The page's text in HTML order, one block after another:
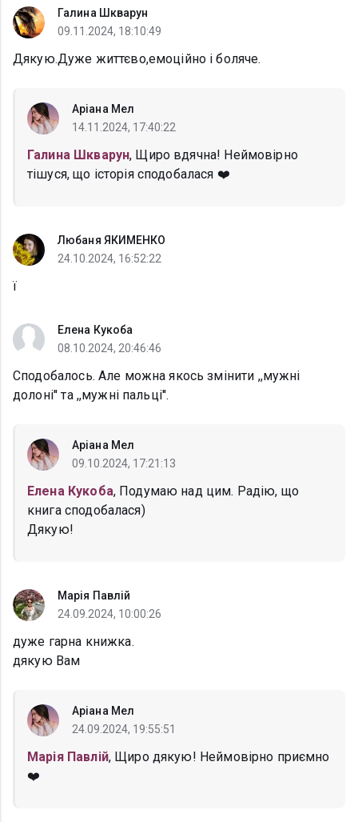
Галина Шкварун
09.11.2024, 18:10:49
Дякую.Дуже життєво,емоційно і боляче.
Аріана Мел
14.11.2024, 17:40:22
Галина Шкварун, Щиро вдячна! Неймовірно
тішуся, що історія сподобалася ❤️
Любаня ЯКИМЕНКО
24.10.2024, 16:52:22
ї
Елена Кукоба
08.10.2024, 20:46:46
Сподобалось. Але можна якось змінити ,,мужні
долоні'' та ,,мужні пальці''.
Аріана Мел
09.10.2024, 17:21:13
Елена Кукоба, Подумаю над цим. Радію, що
книга сподобалася)
Дякую!
Марія Павлій
24.09.2024, 10:00:26
дуже гарна книжка.
дякую Вам
Аріана Мел
24.09.2024, 19:55:51
Марія Павлій, Щиро дякую! Неймовірно приємно
❤️